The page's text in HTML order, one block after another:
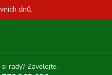
dnů.
rady? Zavolejte.